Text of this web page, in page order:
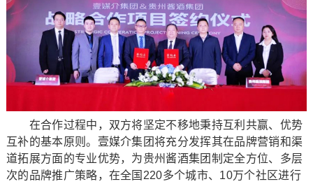
在合作过程中，双方将坚定不移地秉持互利共赢、优势
互补的基本原则。壹媒介集团将充分发挥其在品牌营销和渠
道拓展方面的专业优势，为贵州酱酒集团制定全方位、多层
次的品牌推广策略，在全国220多个城市、10万个社区进行